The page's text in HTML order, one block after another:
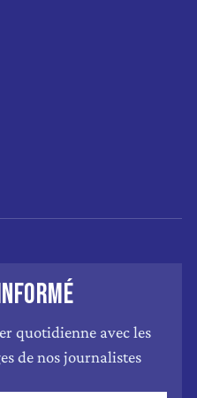
quotidienne avec les
de nos journalistes